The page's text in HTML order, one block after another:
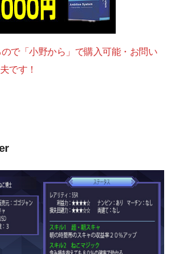
で「小野から」で購入可能・お問い
です！